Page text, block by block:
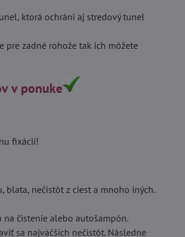
ktorá ochráni aj stredový tunel
pre zadné rohože tak ich môžete
v ponuke
fixácií!
nečistôt z ciest a mnoho iných.
čistenie alebo autošampón.
sa najväčších nečistôt. Následne